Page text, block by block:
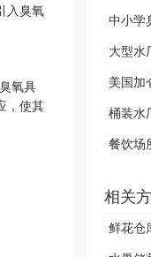
入臭氧
氧具
，使其
相关